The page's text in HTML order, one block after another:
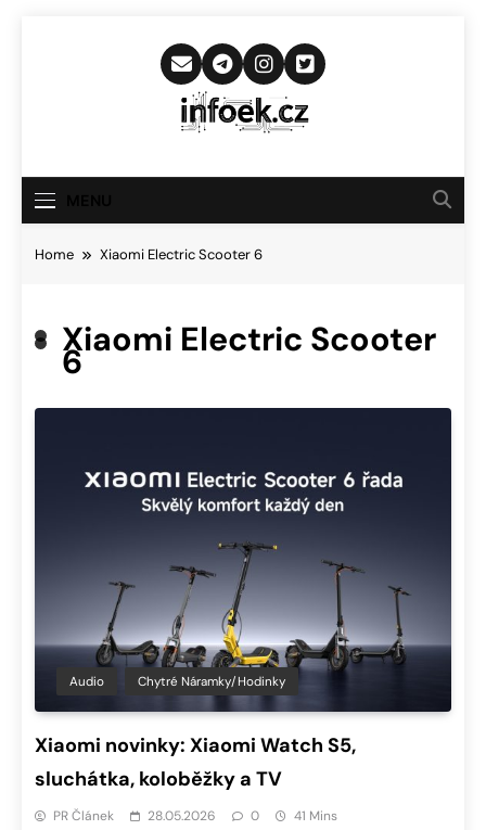
Infoek.cz
Novinkám
Home Xiaomi Electric Scooter 6
Xiaomi Electric Scooter
6
Audio Chytré Náramky/hodinky
Xiaomi novinky: Xiaomi Watch S5,
sluchátka, koloběžky a TV
PR Článek 28.05.2026 0 41 Mins